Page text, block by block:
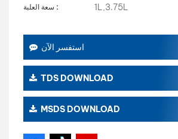
سعة العلبة : 1L,3.75L
استفسر الآن
TDS DOWNLOAD
MSDS DOWNLOAD